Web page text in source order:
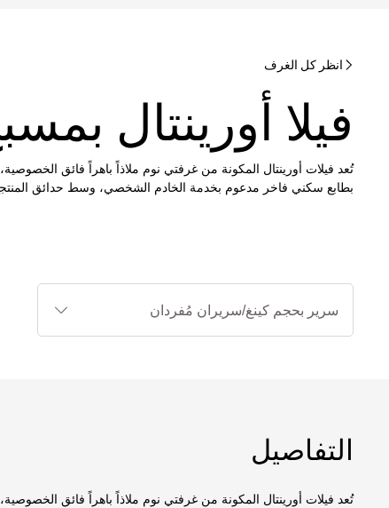
انظر كل الغرف
فيلا أورينتال
بطابع سكني فاخر مدعوم بخدمة الخادم الشخصي، وسط حدائق المنتجع
أنواع
التفاصيل
تُعد فيلات أورينتال المكونة من غرفتي نوم ملاذاً باهراً فائق